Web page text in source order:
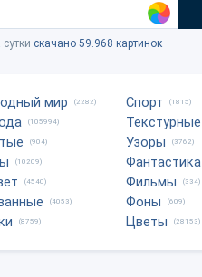
скачано 59.968 картинок
мир (2282)
(105994)
(904)
(10209)
(4540)
(4053)
(8759)
Спорт (1815)
Текстурные
Узоры (3762)
Фантастика
Фильмы (334)
Фоны (609)
Цветы (28153)